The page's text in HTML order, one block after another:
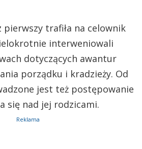
trafiła na celownik
interweniowali
dotyczących awantur
porządku i kradzieży. Od
jest też postępowanie
się nad jej rodzicami.
Reklama